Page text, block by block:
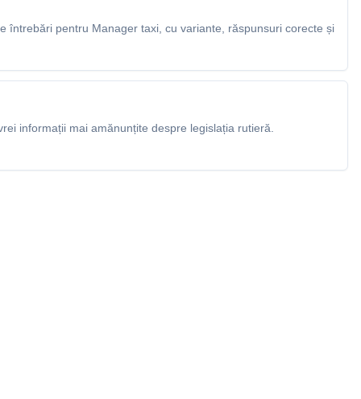
întrebări pentru Manager taxi, cu variante, răspunsuri corecte și
informații mai amănunțite despre legislația rutieră.